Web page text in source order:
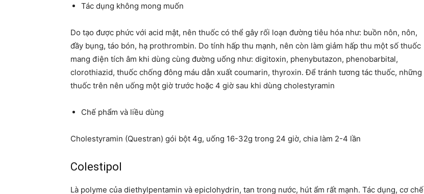
Tác dụng không mong muốn
Do tạo được phức với acid mật, nên thuốc có thể gây rối loạn đường tiêu hóa như: buồn nôn, nôn,
đầy bụng, táo bón, hạ prothrombin. Do tính hấp thu mạnh, nên còn làm giảm hấp thu một số thuốc
mang điện tích âm khi dùng cùng đường uống như: digitoxin, phenybutazon, phenobarbital,
clorothiazid, thuốc chống đông máu dẫn xuất coumarin, thyroxin. Để tránh tương tác thuốc, những
thuốc trên nên uống một giờ trước hoặc 4 giờ sau khi dùng cholestyramin
Chế phẩm và liều dùng
Cholestyramin (Questran) gói bột 4g, uống 16-32g trong 24 giờ, chia làm 2-4 lần
Colestipol
Là polyme của diethylpentamin và epiclohydrin, tan trong nước, hút ẩm rất mạnh. Tác dụng, cơ chế